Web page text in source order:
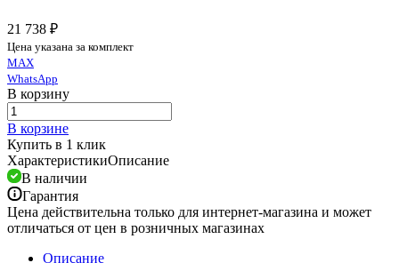
21 738 ₽
Цена указана за комплект
MAX
WhatsApp
В корзину
В корзине
Купить в 1 клик
ХарактеристикиОписание
В наличии
Гарантия
Цена действительна только для интернет-магазина и может
отличаться от цен в розничных магазинах
Описание